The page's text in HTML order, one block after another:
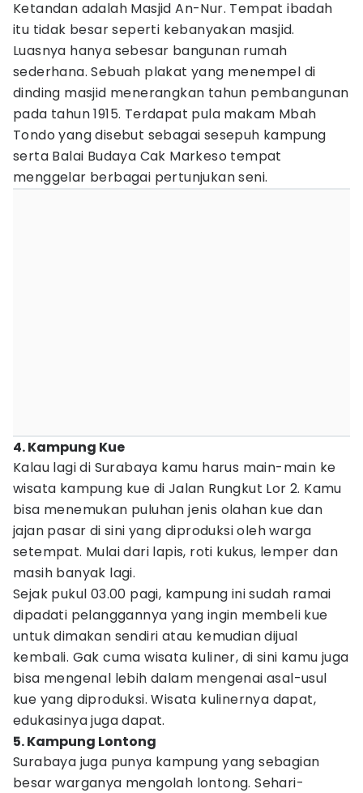
Ketandan adalah Masjid An-Nur. Tempat ibadah
itu tidak besar seperti kebanyakan masjid.
Luasnya hanya sebesar bangunan rumah
sederhana. Sebuah plakat yang menempel di
dinding masjid menerangkan tahun pembangunan
pada tahun 1915. Terdapat pula makam Mbah
Tondo yang disebut sebagai sesepuh kampung
serta Balai Budaya Cak Markeso tempat
menggelar berbagai pertunjukan seni.
4. Kampung Kue
Kalau lagi di Surabaya kamu harus main-main ke
wisata kampung kue di Jalan Rungkut Lor 2. Kamu
bisa menemukan puluhan jenis olahan kue dan
jajan pasar di sini yang diproduksi oleh warga
setempat. Mulai dari lapis, roti kukus, lemper dan
masih banyak lagi.
Sejak pukul 03.00 pagi, kampung ini sudah ramai
dipadati pelanggannya yang ingin membeli kue
untuk dimakan sendiri atau kemudian dijual
kembali. Gak cuma wisata kuliner, di sini kamu juga
bisa mengenal lebih dalam mengenai asal-usul
kue yang diproduksi. Wisata kulinernya dapat,
edukasinya juga dapat.
5. Kampung Lontong
Surabaya juga punya kampung yang sebagian
besar warganya mengolah lontong. Sehari-